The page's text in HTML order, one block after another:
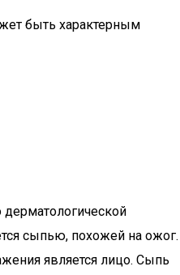
быть характерным
дерматологической
сыпью, похожей на ожог.
является лицо. Сыпь